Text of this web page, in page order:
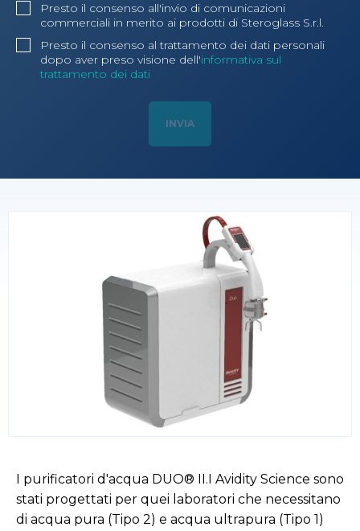
Presto il consenso all'invio di comunicazioni
commerciali in merito ai prodotti di Steroglass S.r.l.
Presto il consenso al trattamento dei dati personali
dopo aver preso visione dell'informativa sul
trattamento dei dati
I purificatori d'acqua DUO® II.I Avidity Science sono
stati progettati per quei laboratori che necessitano
di acqua pura (Tipo 2) e acqua ultrapura (Tipo 1)